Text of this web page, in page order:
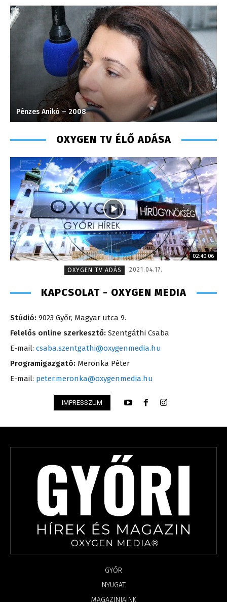
Süli Gabriella – sales manager – 2013
OXYGEN TV ÉLŐ ADÁSA
02:40:06
OXYGEN TV ADÁS
2021.04.17.
KAPCSOLAT - OXYGEN MEDIA
Stúdió: 9023 Győr, Magyar utca 9.
Felelős online szerkesztő: Szentgáthi Csaba
E-mail: csaba.szentgathi@oxygenmedia.hu
Programigazgató: Meronka Péter
E-mail: peter.meronka@oxygenmedia.hu
IMPRESSZUM
GYŐR
NYUGAT
MAGAZINJAINK